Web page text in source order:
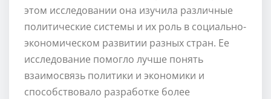
этом исследовании она изучила различные
политические системы и их роль в социально-
экономическом развитии разных стран. Ее
исследование помогло лучше понять
взаимосвязь политики и экономики и
способствовало разработке более